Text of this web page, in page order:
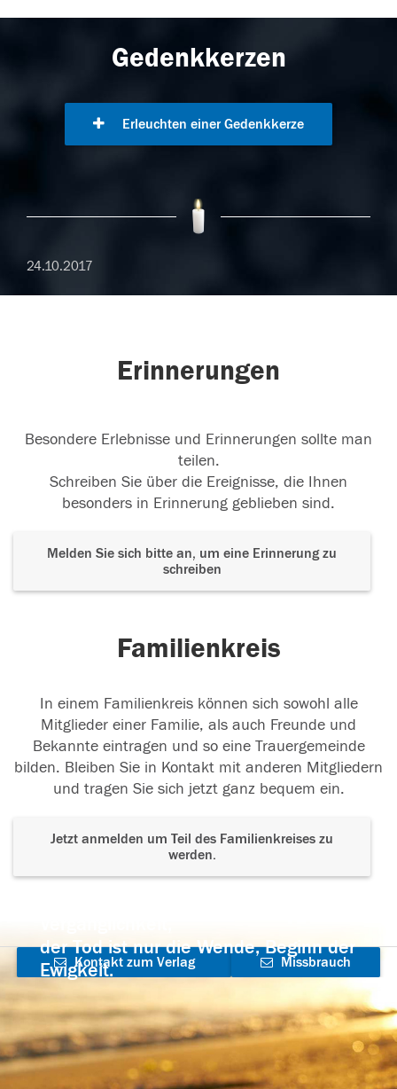
Gedenkkerzen
Erleuchten einer Gedenkkerze
24.10.2017
Erinnerungen
Besondere Erlebnisse und Erinnerungen sollte man
teilen.
Schreiben Sie über die Ereignisse, die Ihnen
besonders in Erinnerung geblieben sind.
Melden Sie sich bitte an, um eine Erinnerung zu
schreiben
Familienkreis
In einem Familienkreis können sich sowohl alle
Mitglieder einer Familie, als auch Freunde und
Bekannte eintragen und so eine Trauergemeinde
bilden. Bleiben Sie in Kontakt mit anderen Mitgliedern
und tragen Sie sich jetzt ganz bequem ein.
Jetzt anmelden um Teil des Familienkreises zu
werden.
der Tod ist nur die Wende, Beginn der
Ewigkeit.
Kontakt zum Verlag
aufnehmen
Missbrauch